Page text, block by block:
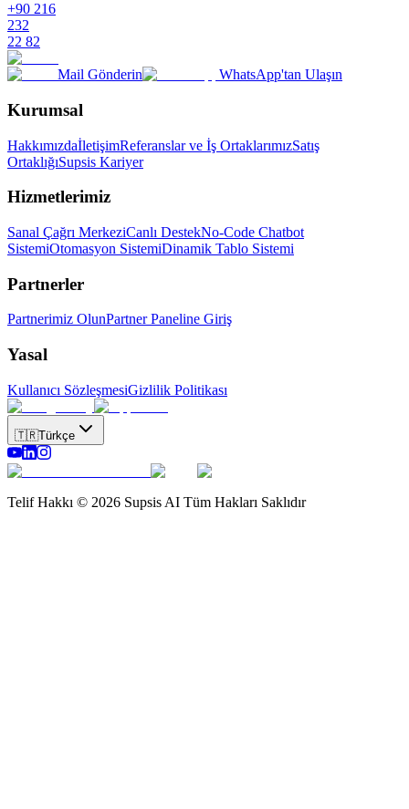
+90 216
232
22 82
Mail Gönderin WhatsApp'tan Ulaşın
Kurumsal
HakkımızdaİletişimReferanslar ve İş OrtaklarımızSatış
OrtaklığıSupsis Kariyer
Hizmetlerimiz
Sanal Çağrı MerkeziCanlı DestekNo-Code Chatbot
SistemiOtomasyon SistemiDinamik Tablo Sistemi
Partnerler
Partnerimiz OlunPartner Paneline Giriş
Yasal
Kullanıcı SözleşmesiGizlilik Politikası
🇹🇷Türkçe
Telif Hakkı © 2026 Supsis AI Tüm Hakları Saklıdır